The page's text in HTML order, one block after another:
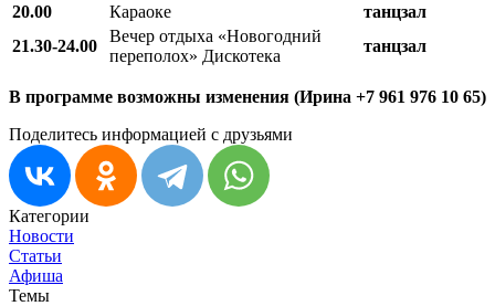
20.00
Караоке
танцзал
21.30-24.00
Вечер отдыха «Новогодний
переполох» Дискотека
танцзал
В программе возможны изменения (Ирина +7 961 976 10 65)
Поделитесь информацией с друзьями
Категории
Новости
Статьи
Афиша
Темы